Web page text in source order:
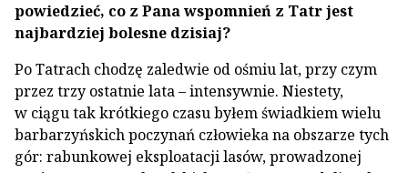
powiedzieć, co z Pana wspomnień z Tatr jest
najbardziej bolesne dzisiaj?
Po Tatrach chodzę zaledwie od ośmiu lat, przy czym
przez trzy ostatnie lata – intensywnie. Niestety,
w ciągu tak krótkiego czasu byłem świadkiem wielu
barbarzyńskich poczynań człowieka na obszarze tych
gór: rabunkowej eksploatacji lasów, prowadzonej